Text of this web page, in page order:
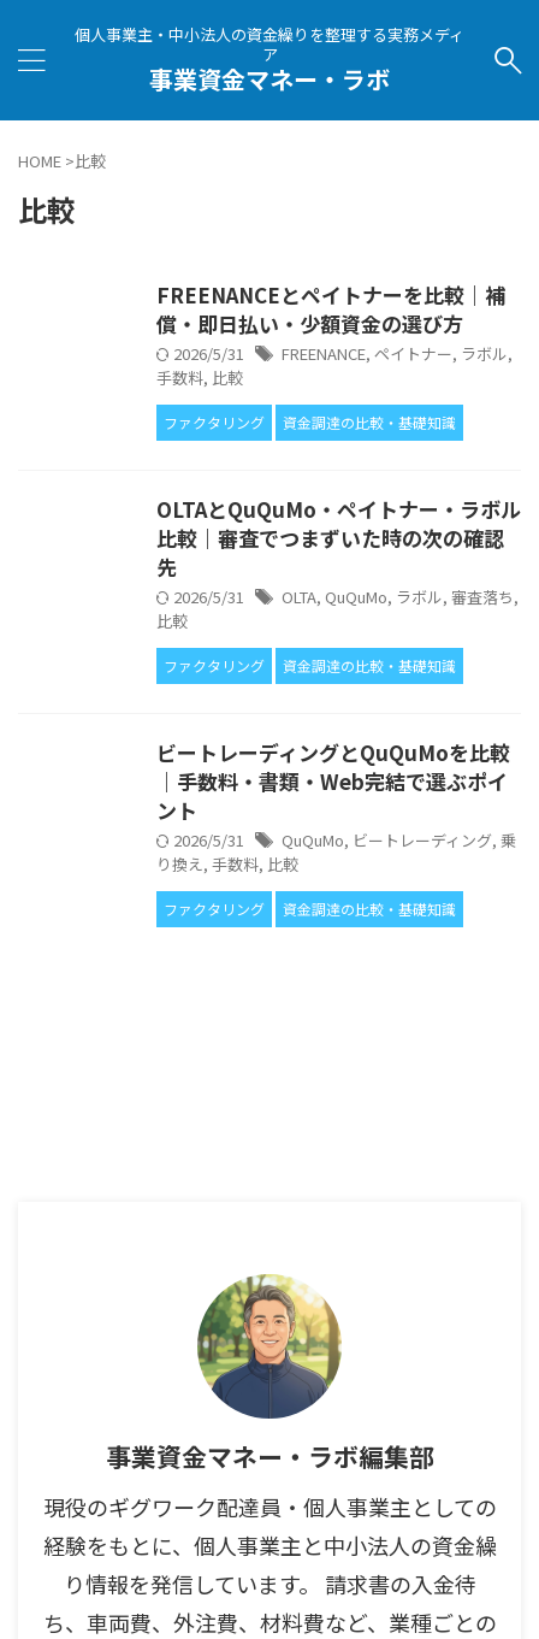
個人事業主・中小法人の資金繰りを整理する実務メディ
ア
事業資金マネー・ラボ
HOME >比較
比較
FREENANCEとペイトナーを比較｜補
償・即日払い・少額資金の選び方
2026/5/31 FREENANCE, ペイトナー, ラボル,
手数料, 比較
ファクタリング 資金調達の比較・基礎知識
OLTAとQuQuMo・ペイトナー・ラボル
比較｜審査でつまずいた時の次の確認
先
2026/5/31 OLTA, QuQuMo, ラボル, 審査落ち,
比較
ファクタリング 資金調達の比較・基礎知識
ビートレーディングとQuQuMoを比較
｜手数料・書類・Web完結で選ぶポイ
ント
2026/5/31 QuQuMo, ビートレーディング, 乗
り換え, 手数料, 比較
ファクタリング 資金調達の比較・基礎知識
事業資金マネー・ラボ編集部
現役のギグワーク配達員・個人事業主としての
経験をもとに、個人事業主と中小法人の資金繰
り情報を発信しています。 請求書の入金待
ち、車両費、外注費、材料費など、業種ごとの